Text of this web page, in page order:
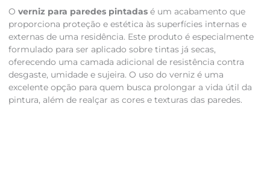
O verniz para paredes pintadasé um acabamento que
proporciona proteção e estética às superfícies internas e
externas de uma residência. Este produto é especialmente
formulado para ser aplicado sobre tintas já secas,
oferecendo uma camada adicional de resistência contra
desgaste, umidade e sujeira. O uso do verniz é uma
excelente opção para quem busca prolongar a vida útil da
pintura, além de realçar as cores e texturas das paredes.